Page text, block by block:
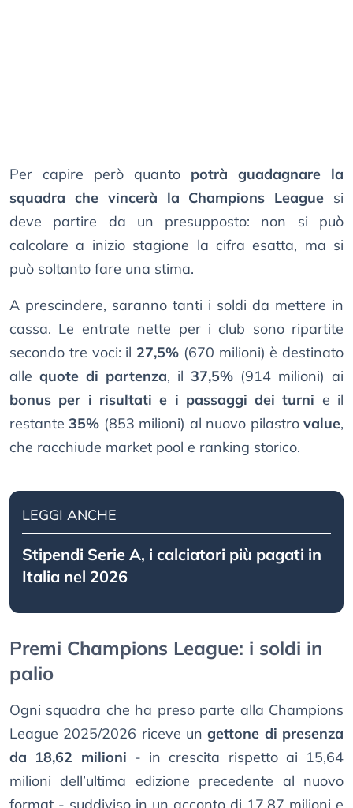
Per capire però quanto potrà guadagnare la
squadra che vincerà la Champions League si
deve partire da un presupposto: non si può
calcolare a inizio stagione la cifra esatta, ma si
può soltanto fare una stima.
A prescindere, saranno tanti i soldi da mettere in
cassa. Le entrate nette per i club sono ripartite
secondo tre voci: il 27,5% (670 milioni) è destinato
alle quote di partenza, il 37,5% (914 milioni) ai
bonus per i risultati e i passaggi dei turni e il
restante35% (853 milioni) al nuovo pilastrovalue,
che racchiude market pool e ranking storico.
LEGGI ANCHE
Stipendi Serie A, i calciatori più pagati in
Italia nel 2026
Premi Champions League: i soldi in
palio
Ogni squadra che ha preso parte alla Champions
League 2025/2026 riceve ungettone di presenza
da 18,62 milioni - in crescita rispetto ai 15,64
milioni dell’ultima edizione precedente al nuovo